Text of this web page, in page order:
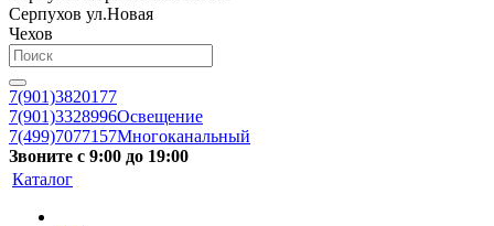
Серпухов ул.Новая
Чехов
7(901)3820177
7(901)3328996Освещение
7(499)7077157Многоканальный
Звоните с 9:00 до 19:00
Каталог